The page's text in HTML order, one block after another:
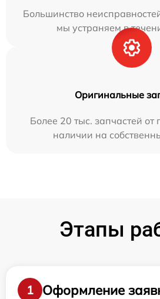
Большинство
мы устраняем в
Оригинальные
Более 20 тыс. запчастей от
наличии на
Этапы
1
Оформление